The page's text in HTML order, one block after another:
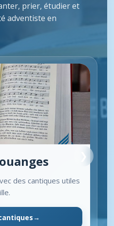
prier, étudier et
adventiste en
des cantiques utiles
❯